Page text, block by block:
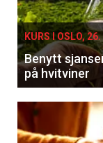
KURS I OSLO,
Benytt
på hvitviner